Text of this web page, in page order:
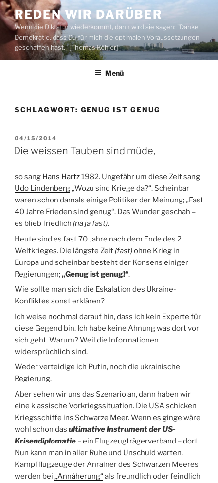
Zum
Inhalt
springen
REDEN WIR DARÜBER
Wenn die Diktatur wiederkommt, dann wird sie sagen: "Danke
Demokratie, dass Du für mich die optimalen Voraussetzungen
geschaffen hast." [Thomas Köhler]
Menü
SCHLAGWORT: GENUG IST GENUG
VERÖFFENTLICHT
AM
04/15/2014
Die weissen Tauben sind müde,
so sang Hans Hartz1982. Ungefähr um diese Zeit sang
Udo Lindenberg„Wozu sind Kriege da?“. Scheinbar
waren schon damals einige Politiker der Meinung; „Fast
40 Jahre Frieden sind genug“. Das Wunder geschah –
es blieb friedlich (na ja fast).
Heute sind es fast 70 Jahre nach dem Ende des 2.
Weltkrieges. Die längste Zeit (fast)ohne Krieg in
Europa und scheinbar besteht der Konsens einiger
Regierungen;„Genug ist genug!“.
Wie sollte man sich die Eskalation des Ukraine-
Konfliktes sonst erklären?
Ich weise nochmal darauf hin, dass ich kein Experte für
diese Gegend bin. Ich habe keine Ahnung was dort vor
sich geht. Warum? Weil die Informationen
widersprüchlich sind.
Weder verteidige ich Putin, noch die ukrainische
Regierung.
Aber sehen wir uns das Szenario an, dann haben wir
eine klassische Vorkriegssituation. Die USA schicken
Kriegsschiffe ins Schwarze Meer. Wenn es ginge wäre
wohl schon das ultimative Instrument der US-
Krisendiplomatie – ein Flugzeugträgerverband – dort.
Nun kann man in aller Ruhe und Unschuld warten.
Kampfflugzeuge der Anrainer des Schwarzen Meeres
werden bei „Annäherung“ als freundlich oder feindlich